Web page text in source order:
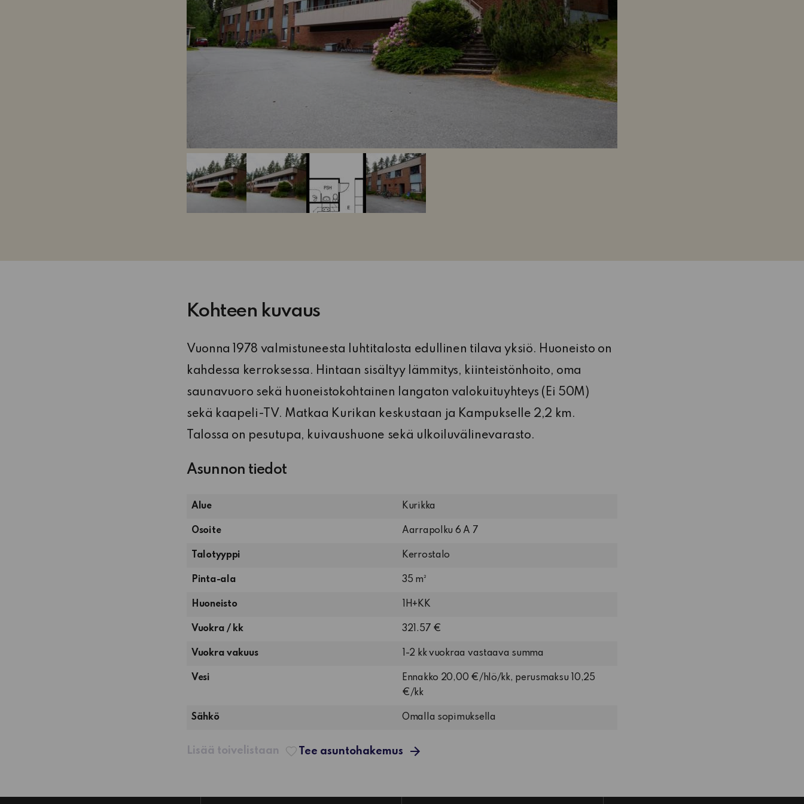
Kohteen kuvaus
Vuonna 1978 valmistuneesta luhtitalosta edullinen tilava yksiö. Huoneisto on
kahdessa kerroksessa. Hintaan sisältyy lämmitys, kiinteistönhoito, oma
saunavuoro sekä huoneistokohtainen langaton valokuituyhteys (Ei 50M)
sekä kaapeli-TV. Matkaa Kurikan keskustaan ja Kampukselle 2,2 km.
Talossa on pesutupa, kuivaushuone sekä ulkoiluvälinevarasto.
Asunnon tiedot
Alue Kurikka
Osoite Aarrapolku 6 A 7
Talotyyppi Kerrostalo
Pinta-ala 35 m²
Huoneisto 1H+KK
1
ja
keittokomero
Vuokra / kk 321.57 €
Vuokra vakuus 1-2 kk vuokraa vastaava summa
Vesi
Ennakko 20,00 €/hlö/kk, perusmaksu 10,25
€/kk
Sähkö Omalla sopimuksella
Lisää toivelistaan Tee asuntohakemus